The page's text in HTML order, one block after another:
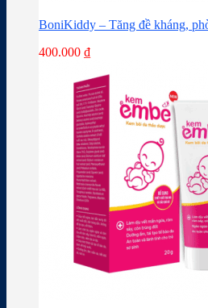
BoniKiddy – Tăng đề kháng,
400.000 ₫